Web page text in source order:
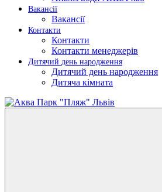
Вакансії
Вакансії
Контакти
Контакти
Контакти менеджерів
Дитячий день народження
Дитячий день народження
Дитяча кімната